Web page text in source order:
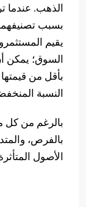
الذهب. عندما
بسبب
يقيم
السوق؛ يمكن
بأقل من
النسبة
بالرغم من كل
بالفرص،
الأصول